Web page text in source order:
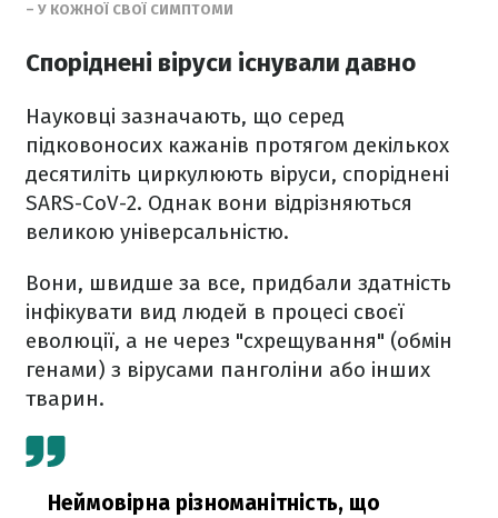
– У КОЖНОЇ СВОЇ СИМПТОМИ
Споріднені віруси існували давно
Науковці зазначають, що серед
підковоносих кажанів протягом декількох
десятиліть циркулюють віруси, споріднені
SARS-CoV-2. Однак вони відрізняються
великою універсальністю.
Вони, швидше за все, придбали здатність
інфікувати вид людей в процесі своєї
еволюції, а не через "схрещування" (обмін
генами) з вірусами панголіни або інших
тварин.
Неймовірна різноманітність, що